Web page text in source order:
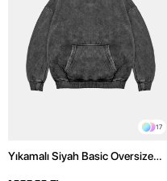
17
Yıkamalı Siyah Basic Oversize